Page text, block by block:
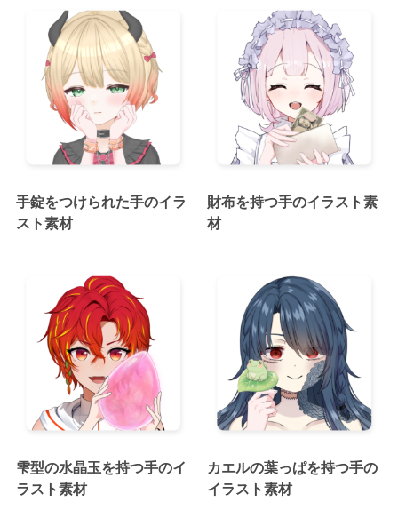
手錠をつけられた手のイラ
スト素材
財布を持つ手のイラスト素
材
雫型の水晶玉を持つ手のイ
ラスト素材
カエルの葉っぱを持つ手の
イラスト素材